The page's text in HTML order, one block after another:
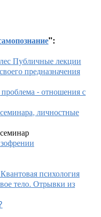
":
Публичные лекции
предназначения
- отношения с
личностные
психология
тело. Отрывки из